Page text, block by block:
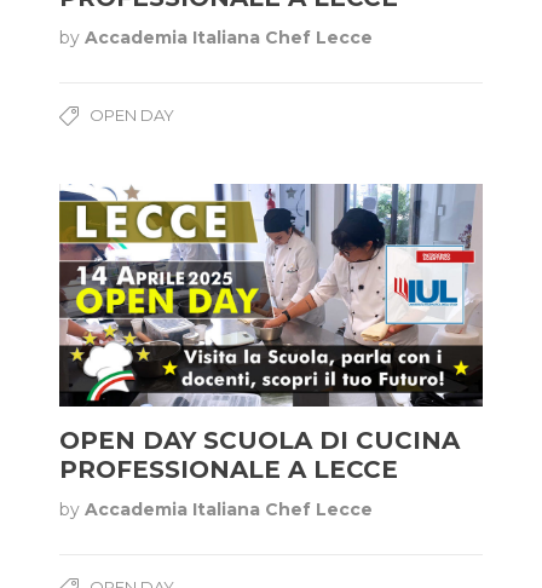
by Accademia Italiana Chef Lecce
OPEN DAY
OPEN DAY SCUOLA DI CUCINA
PROFESSIONALE A LECCE
by Accademia Italiana Chef Lecce